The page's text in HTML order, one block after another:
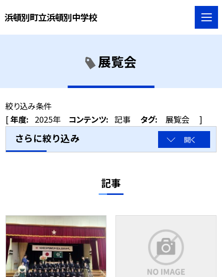
浜頓別町立浜頓別中学校
展覧会
絞り込み条件
[年度: 2025年 コンテンツ: 記事 タグ: 展覧会 ]
さらに絞り込み 開く
記事